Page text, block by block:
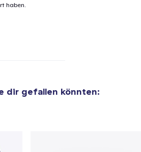
haben.
dir gefallen könnten: